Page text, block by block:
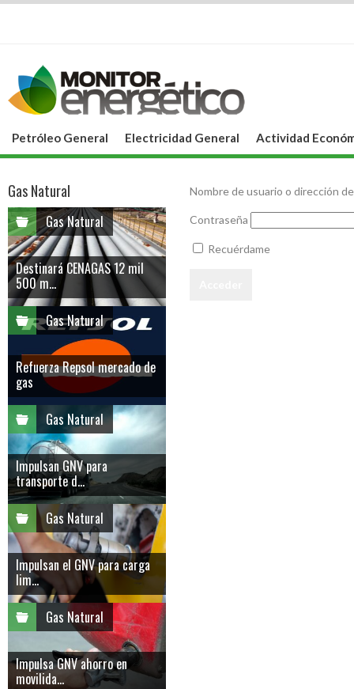
Petróleo General Electricidad General Actividad
Nombre de usuario o dirección
Contraseña
Recuérdame
Gas Natural
Gas Natural
Destinará CENAGAS 12 mil
500 m...
Gas Natural
Refuerza Repsol mercado de
gas
Gas Natural
Impulsan GNV para
transporte d...
Gas Natural
Impulsan el GNV para carga
lim...
Gas Natural
Impulsa GNV ahorro en
movilida...